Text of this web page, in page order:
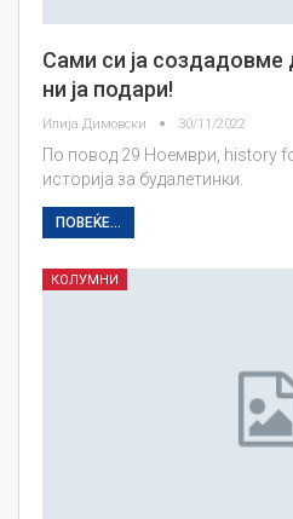
Сами си ја создадовме
ни ја подари!
Илија Димовски 30/11/2022
По повод 29 Ноември, history
историја за будалетинки.
ПОВЕЌЕ...
КОЛУМНИ